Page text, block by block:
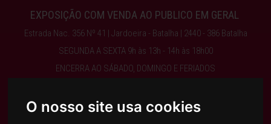
O nosso site usa cookies
EXPOSIÇÃO COM VENDA AO PUBLICO EM GERAL
Estrada Nac. 356 Nº 41 | Jardoeira - Batalha | 2440 - 386 Batalha
SEGUNDA A SEXTA 9h às 13h - 14h às 18h00
ENCERRA AO SÁBADO, DOMINGO E FERIADOS
Obter Direções